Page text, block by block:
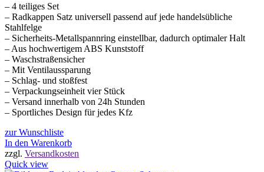
war:
30,90 €29,90 €.
– 4 teiliges Set
– Radkappen Satz universell passend auf jede handelsübliche
Stahlfelge
– Sicherheits-Metallspannring einstellbar, dadurch optimaler Halt
– Aus hochwertigem ABS Kunststoff
– Waschstraßensicher
– Mit Ventilaussparung
– Schlag- und stoßfest
– Verpackungseinheit vier Stück
– Versand innerhalb von 24h Stunden
– Sportliches Design für jedes Kfz
zur Wunschliste
In den Warenkorb
zzgl. Versandkosten
Quick view